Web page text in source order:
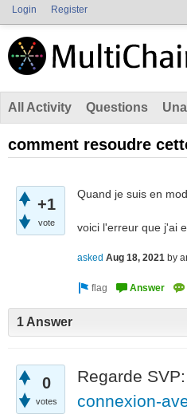
Login Register
All Activity Questions
comment resoudre
+1
vote
Quand je suis en
voici l'erreur que j'ai
asked Aug 18, 2021 by
1 Answer
0
votes
Regarde SVP:
connexion-